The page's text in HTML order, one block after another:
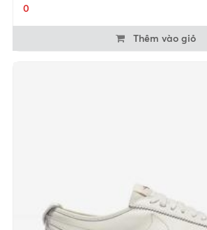
0
Thêm vào giỏ